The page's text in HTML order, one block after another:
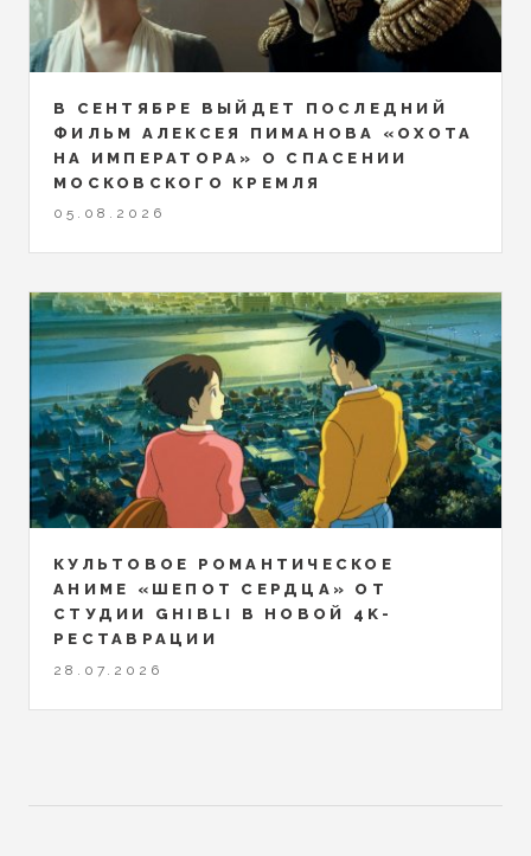
В СЕНТЯБРЕ ВЫЙДЕТ ПОСЛЕДНИЙ
ФИЛЬМ АЛЕКСЕЯ ПИМАНОВА «ОХОТА
НА ИМПЕРАТОРА» О СПАСЕНИИ
МОСКОВСКОГО КРЕМЛЯ
05.08.2026
КУЛЬТОВОЕ РОМАНТИЧЕСКОЕ
АНИМЕ «ШЕПОТ СЕРДЦА» ОТ
СТУДИИ GHIBLI В НОВОЙ 4K-
РЕСТАВРАЦИИ
28.07.2026